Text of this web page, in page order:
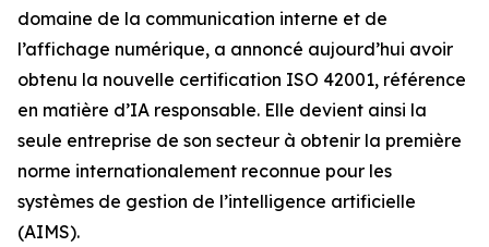
domaine de la communication interne et de
l’affichage numérique, a annoncé aujourd’hui avoir
obtenu la nouvelle certification ISO 42001, référence
en matière d’IA responsable. Elle devient ainsi la
seule entreprise de son secteur à obtenir la première
norme internationalement reconnue pour les
systèmes de gestion de l’intelligence artificielle
(AIMS).